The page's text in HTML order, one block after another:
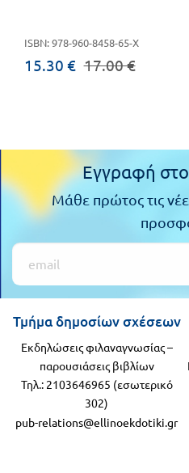
Μαθητικοί
Διαγωνισμοί
λύκειο
ISBN: 978-960-8458-65-Χ
15.30 € 17.00 €
Εγγραφή
Μάθε πρώτος τις
Τμήμα δημοσίων σχέσεων
Εκδηλώσεις φιλαναγνωσίας –
παρουσιάσεις βιβλίων
Τηλ.: 2103646965 (εσωτερικό
302)
pub-relations@ellinoekdotiki.gr